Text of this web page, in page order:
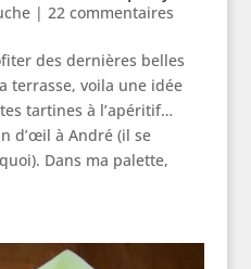
| 22 commentaires
des dernières belles
terrasse, voila une idée
tartines à l’apéritif…
d’œil à André (il se
Dans ma palette,